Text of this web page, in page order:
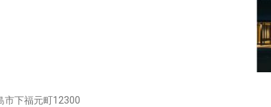
市下福元町12300